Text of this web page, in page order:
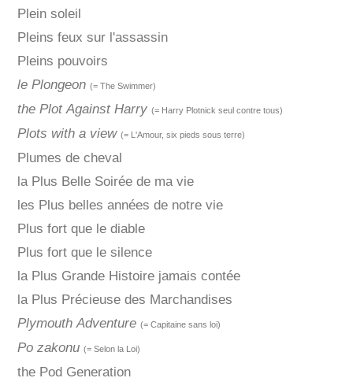
Plein soleil
Pleins feux sur l'assassin
Pleins pouvoirs
le Plongeon (= The Swimmer)
the Plot Against Harry (= Harry Plotnick seul contre tous)
Plots with a view (= L'Amour, six pieds sous terre)
Plumes de cheval
la Plus Belle Soirée de ma vie
les Plus belles années de notre vie
Plus fort que le diable
Plus fort que le silence
la Plus Grande Histoire jamais contée
la Plus Précieuse des Marchandises
Plymouth Adventure (= Capitaine sans loi)
Po zakonu (= Selon la Loi)
the Pod Generation